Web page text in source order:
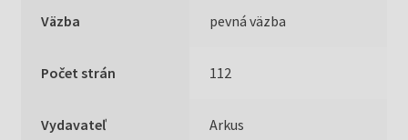
Väzba pevná väzba
Počet strán 112
Vydavateľ Arkus